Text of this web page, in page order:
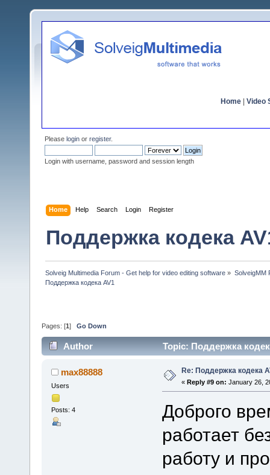
Home Video
Please login or register.
Login with username, password and session length
Home Help Search Login Register
Поддержка кодека
Solveig Multimedia Forum - Get help for video editing software » SolveigMM
Поддержка кодека AV1
Pages: [1 ] Go Down
Author Topic: Поддержка
max88888
Users
Posts: 4
Re: Поддержка кодека
« Reply #9 on: January 26,
Доброго
работает
работу и